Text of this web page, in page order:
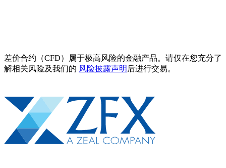
差价合约（CFD）属于极高风险的金融产品。请仅在您充分了
解相关风险及我们的 风险披露声明 后进行交易。